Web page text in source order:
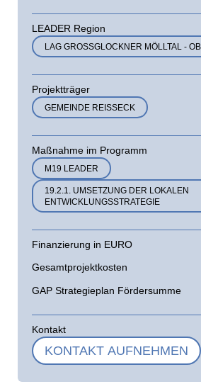
LEADER Region
LAG GROSSGLOCKNER MÖLLTAL -
Projektträger
GEMEINDE REISSECK
Maßnahme im Programm
M19 LEADER
19.2.1. UMSETZUNG DER LOKALEN
ENTWICKLUNGSSTRATEGIE
Finanzierung in EURO
Gesamtprojektkosten
GAP Strategieplan Fördersumme
Kontakt
KONTAKT AUFNEHMEN